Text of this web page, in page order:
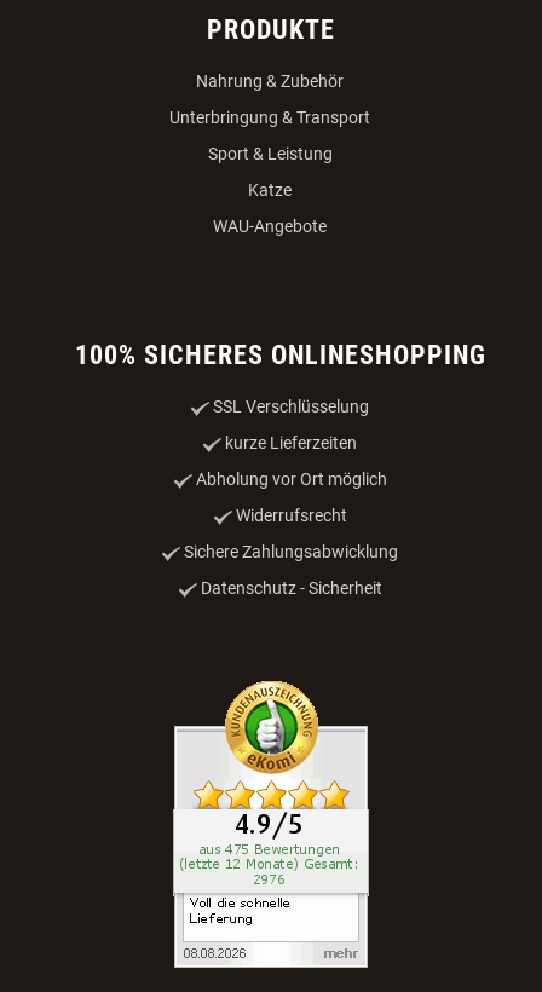
PRODUKTE
Nahrung & Zubehör
Unterbringung & Transport
Sport & Leistung
Katze
WAU-Angebote
100% SICHERES ONLINESHOPPING
SSL Verschlüsselung
kurze Lieferzeiten
Abholung vor Ort möglich
Widerrufsrecht
Sichere Zahlungsabwicklung
Datenschutz - Sicherheit